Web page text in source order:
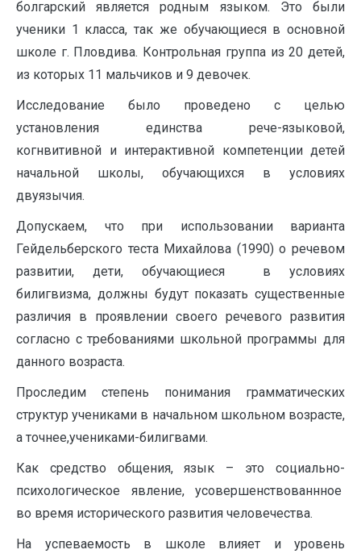
болгарский является родным языком. Это были
ученики 1 класса, так же обучающиеся в основной
школе г. Пловдива. Контрольная группа из 20 детей,
из которых 11 мальчиков и 9 девочек.
Исследование было проведено с целью
установления единства рече-языковой,
когнвитивной и интерактивной компетенции детей
начальной школы, обучающихся в условиях
двуязычия.
Допускаем, что при использовании варианта
Гейдельберского теста Михайлова (1990) о речевом
развитии, дети, обучающиеся в условиях
билигвизма, должны будут показать существенные
различия в проявлении своего речевого развития
согласно с требованиями школьной программы для
данного возраста.
Проследим степень понимания грамматических
структур учениками в начальном школьном возрасте,
а точнее,учениками-билигвами.
Как средство общения, язык – это социально-
психологическое явление, усовершенствованнное
во время исторического развития человечества.
На успеваемость в школе влияет и уровень